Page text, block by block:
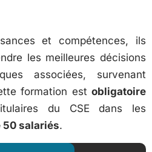
et compétences, ils
les meilleures décisions
associées, survenant
formation est obligatoire
du CSE dans les
salariés.